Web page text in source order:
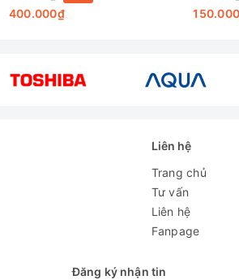
400.000₫
Liên hệ
Trang chủ
Tư vấn
Liên hệ
Fanpage
Đăng ký nhận tin